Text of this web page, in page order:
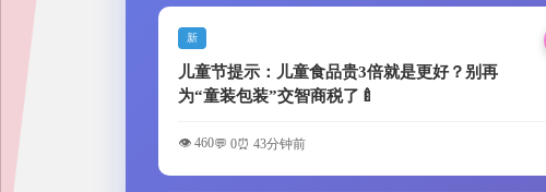
新
儿童节提示：儿童食品贵3倍就是更好？别再
为“童装包装”交智商税了🍼
👁️ 460💬 0⏰ 43分钟前